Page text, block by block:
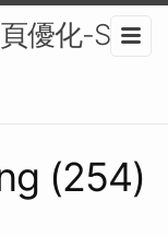
優化-SEO
(254)